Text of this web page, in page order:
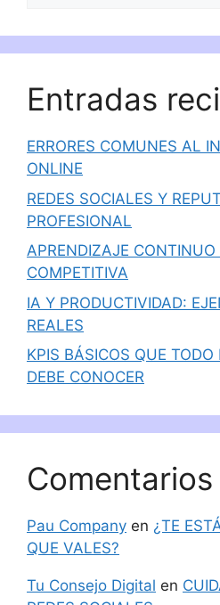
Entradas
ERRORES COMUNES AL
ONLINE
REDES SOCIALES Y
PROFESIONAL
APRENDIZAJE
COMPETITIVA
IA Y PRODUCTIVIDAD:
REALES
KPIS BÁSICOS QUE TODO
DEBE CONOCER
Pau Company en ¿TE
QUE VALES?
Tu Consejo Digital en